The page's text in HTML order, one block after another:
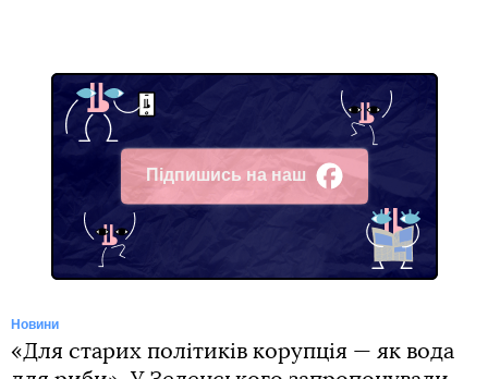
Підпишись на наш
Facebook
Новини
«Для старих політиків корупція — як вода